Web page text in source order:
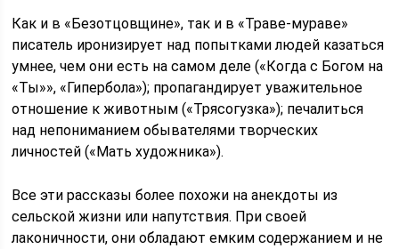
Как и в «Безотцовщине», так и в «Траве-мураве»
писатель иронизирует над попытками людей казаться
умнее, чем они есть на самом деле («Когда с Богом на
«Ты»», «Гипербола»); пропагандирует уважительное
отношение к животным («Трясогузка»); печалиться
над непониманием обывателями творческих
личностей («Мать художника»).
Все эти рассказы более похожи на анекдоты из
сельской жизни или напутствия. При своей
лаконичности, они обладают емким содержанием и не